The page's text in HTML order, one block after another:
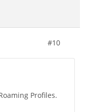
#10
Profiles.